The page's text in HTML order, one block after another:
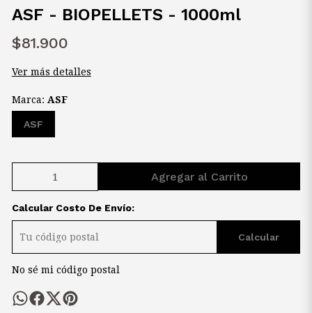
ASF - BIOPELLETS - 1000ml
$81.900
Ver más detalles
Marca: ASF
ASF
Agregar al Carrito
Calcular Costo De Envío:
Calcular
No sé mi código postal